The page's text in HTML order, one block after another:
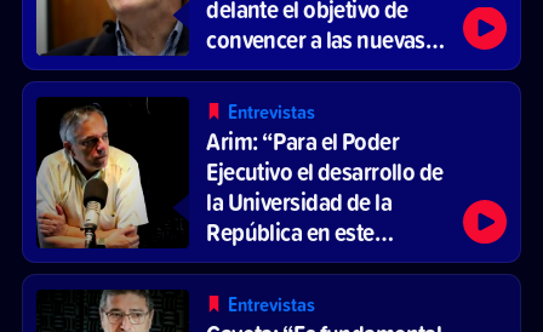
delante el objetivo de
convencer a las nuevas
generaciones de que el
Batllismo está ahí, no en
el Frente Amplio”
Entrevistas
Arim: “Para el Poder
Ejecutivo el desarrollo de
la Universidad de la
República en este
período no fue una
prioridad”
Entrevistas